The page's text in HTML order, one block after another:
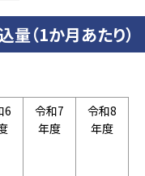
量（1か月あたり）
6
令和7
年度
令和8
年度